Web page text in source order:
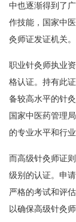
中也逐渐得到了
作技能，国家中
灸师证发证机关。
职业针灸师执业
格认证。持有此
备较高水平的针
国家中医药管理
的专业水平和行业
而高级针灸师证
级别的认证。申
严格的考试和评
以确保高级针灸